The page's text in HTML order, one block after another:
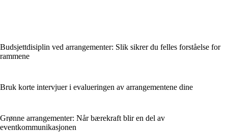
Budsjettdisiplin ved arrangementer: Slik sikrer du felles forståelse for
rammene
Bruk korte intervjuer i evalueringen av arrangementene dine
Grønne arrangementer: Når bærekraft blir en del av
eventkommunikasjonen